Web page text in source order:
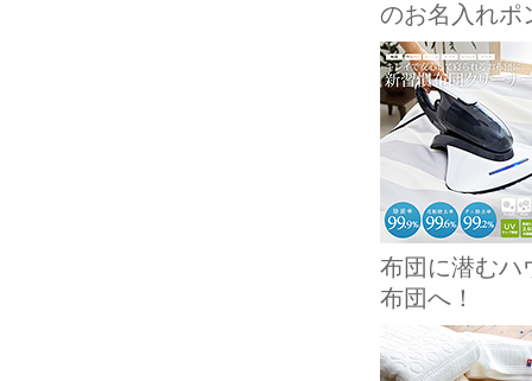
のお名入れポ
布団に潜むハ
布団へ！